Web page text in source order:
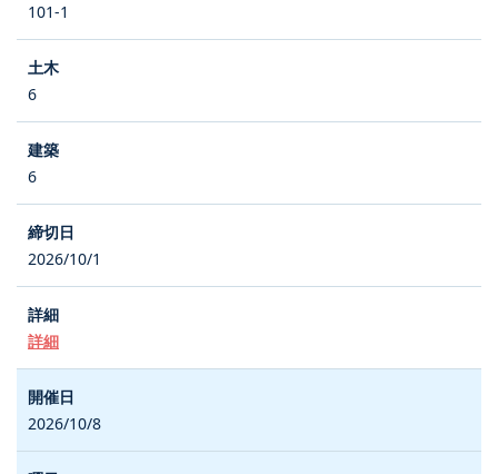
101-1
6
6
2026/10/1
詳細
2026/10/8